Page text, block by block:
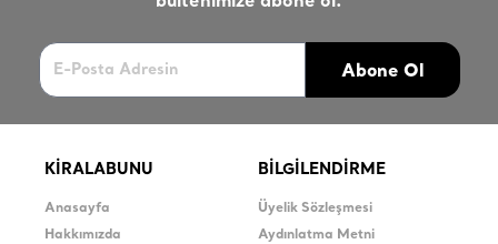
Abone Ol
KİRALABUNU
Anasayfa
Hakkımızda
BİLGİLENDİRME
Üyelik Sözleşmesi
Aydınlatma Metni